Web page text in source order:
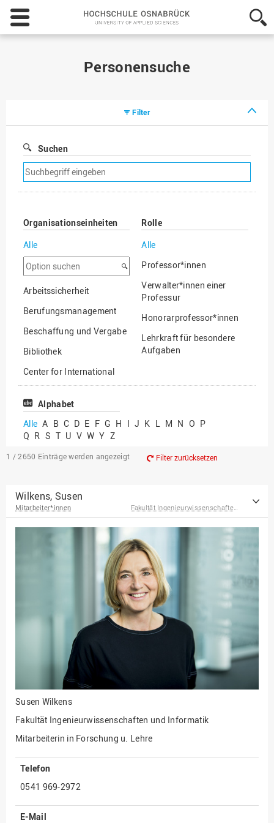
Hochschule
Osnabrück
-
Personensuche
Filter
Suchen
Suchfilter
entfernen
Organisationseinheiten
Alle
Option
suchen
Arbeitssicherheit
Berufungsmanagement
Beschaffung und Vergabe
Bibliothek
Center for International
Mobility
Center for International
Chancengerechtigkeit
eLearning Competence
EU-Büro
Fakultät
Agrarwissenschaften und
Landschaftsarchitektur
Ingenieurwissenschaften
Fakultät Management,
Fakultät Wirtschafts- und
Sozialwissenschaften
Finanzen
Forschung, Kooperation,
Drittmittel
Gebäude und Technik
Gesellschaftliches
Gleichstellungsbüro
Hochschulleitung
Hochschulplanung/-
Rolle
Alle
Professor*innen
Verwalter*innen einer
Professur
Honorarprofessor*innen
Lehrkraft für besondere
Aufgaben
Professor*innen im
Alphabet
Alle A B C D E F G H I J K L M N O P
Q R S T U V W Y Z
1 / 2650 Einträge werden angezeigt Filter zurücksetzen
Wilkens, Susen
Mitarbeiter*innen Fakultät Ingenieurwissenschaften und Informatik
Susen Wilkens
Fakultät Ingenieurwissenschaften und Informatik
Mitarbeiterin in Forschung u. Lehre
Telefon
0541 969-2972
E-Mail